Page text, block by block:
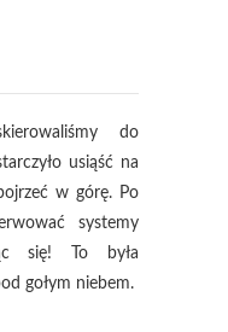
do
usiąść na
w górę. Po
systemy
się! To była
gołym niebem.